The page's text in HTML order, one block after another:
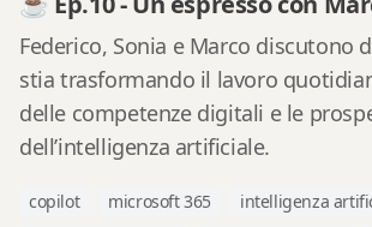
Federico, Sonia e Marco discutono
stia trasformando il lavoro
delle competenze digitali e le
dell’intelligenza artificiale.
copilot microsoft 365
intelligenza